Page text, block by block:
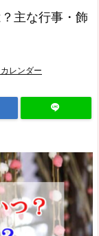
主な行事・飾
レンダー